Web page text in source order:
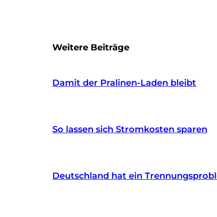
Weitere Beiträge
Damit der Pralinen-Laden bleibt
So lassen sich Stromkosten sparen
Deutschland hat ein